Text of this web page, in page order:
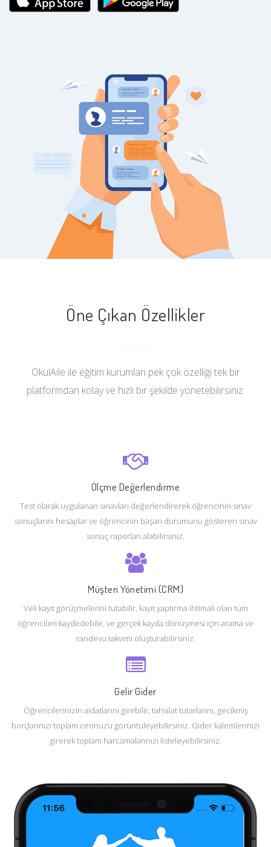
Öne Çıkan Özellikler
OkulAile ile eğitim kurumları pek çok özelliği tek bir
platformdan kolay ve hızlı bir şekilde yönetebilirsiniz.
Ölçme Değerlendirme
Test olarak uygulanan sınavları değerlendirerek öğrencinin sınav
sonuçlarını hesaplar ve öğrencinin başarı durumunu gösteren sınav
sonuç raporları alabilirsiniz.
Müşteri Yönetimi (CRM)
Veli kayıt görüşmelerini tutabilir, kayıt yaptırma ihtimali olan tüm
öğrencileri kaydedebilir, ve gerçek kayda dönüşmesi için arama ve
randevu takvimi oluşturabilirsiniz.
Gelir Gider
Öğrencilerinizin aidatlarını girebilir, tahsilat tutarlarını, gecikmiş
borçlarınızı toplam cironuzu görüntüleyebilirsiniz. Gider kalemlerinizi
girerek toplam harcamalarınızı listeleyebilirsiniz.